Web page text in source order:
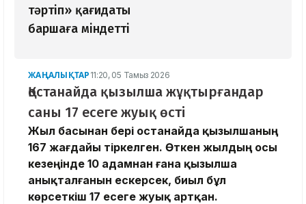
тәртіп» қағидаты
баршаға міндетті
ЖАҢАЛЫҚТАР 11:20, 05 Тамыз 2026
Қостанайда қызылша жұқтырғандар
саны 17 есеге жуық өсті
Жыл басынан бері Қостанайда қызылшаның
167 жағдайы тіркелген. Өткен жылдың осы
кезеңінде 10 адамнан ғана қызылша
анықталғанын ескерсек, биыл бұл
көрсеткіш 17 есеге жуық артқан.